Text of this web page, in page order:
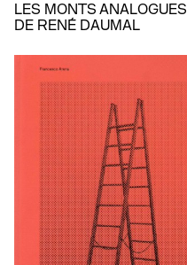
LES MONTS ANALOGUES
DE RENÉ DAUMAL